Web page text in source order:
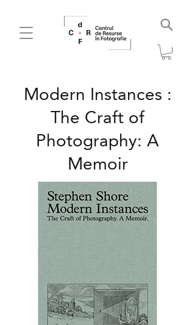
Modern Instances :
The Craft of
Photography: A
Memoir